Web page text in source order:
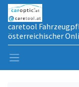
caretool
österreichischer